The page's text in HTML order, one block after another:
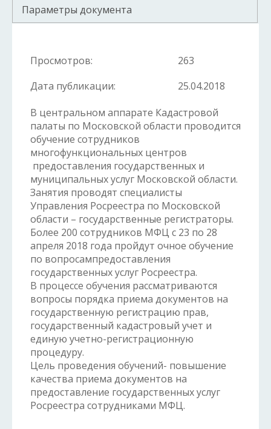
Параметры документа
Просмотров:
263
Дата публикации:
25.04.2018
В центральном аппарате Кадастровой
палаты по Московской области проводится
обучение сотрудников
многофункциональных центров
предоставления государственных и
муниципальных услуг Московской области.
Занятия проводят специалисты
Управления Росреестра по Московской
области – государственные регистраторы.
Более 200 сотрудников МФЦ с 23 по 28
апреля 2018 года пройдут очное обучение
по вопросампредоставления
государственных услуг Росреестра.
В процессе обучения рассматриваются
вопросы порядка приема документов на
государственную регистрацию прав,
государственный кадастровый учет и
единую учетно-регистрационную
процедуру.
Цель проведения обучений- повышение
качества приема документов на
предоставление государственных услуг
Росреестра сотрудниками МФЦ.